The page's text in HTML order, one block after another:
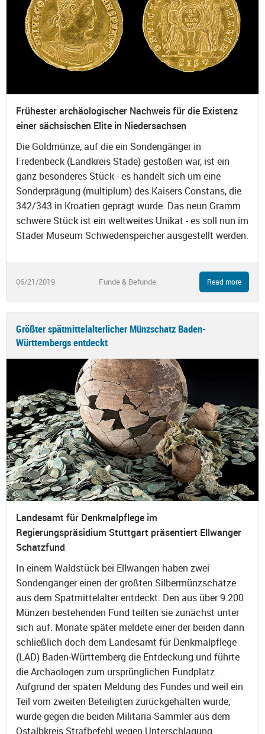
Frühester archäologischer Nachweis für die Existenz
einer sächsischen Elite in Niedersachsen
Die Goldmünze, auf die ein Sondengänger in
Fredenbeck (Landkreis Stade) gestoßen war, ist ein
ganz besonderes Stück - es handelt sich um eine
Sonderprägung (multiplum) des Kaisers Constans, die
342/343 in Kroatien geprägt wurde. Das neun Gramm
schwere Stück ist ein weltweites Unikat - es soll nun im
Stader Museum Schwedenspeicher ausgestellt werden.
06/21/2019 Funde & Befunde Read more
Größter spätmittelalterlicher Münzschatz Baden-
Württembergs entdeckt
Landesamt für Denkmalpflege im
Regierungspräsidium Stuttgart präsentiert Ellwanger
Schatzfund
In einem Waldstück bei Ellwangen haben zwei
Sondengänger einen der größten Silbermünzschätze
aus dem Spätmittelalter entdeckt. Den aus über 9.200
Münzen bestehenden Fund teilten sie zunächst unter
sich auf. Monate später meldete einer der beiden dann
schließlich doch dem Landesamt für Denkmalpflege
(LAD) Baden-Württemberg die Entdeckung und führte
die Archäologen zum ursprünglichen Fundplatz.
Aufgrund der späten Meldung des Fundes und weil ein
Teil vom zweiten Beteiligten zurückgehalten wurde,
wurde gegen die beiden Militaria-Sammler aus dem
Ostalbkreis Strafbefehl wegen Unterschlagung